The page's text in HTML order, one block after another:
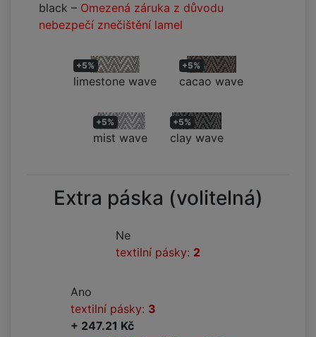
black – Omezená záruka z důvodu
nebezpečí znečištění lamel
+5%
limestone wave
+5%
cacao wave
+5%
mist wave
+5%
clay wave
Extra páska (volitelná)
Ne
textilní pásky: 2
Ano
textilní pásky: 3
+ 247.21 Kč